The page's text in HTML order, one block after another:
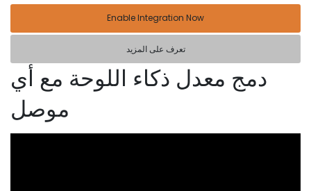
Enable Integration Now
تعرف على المزيد
دمج معدل ذكاء اللوحة مع أي
موصل